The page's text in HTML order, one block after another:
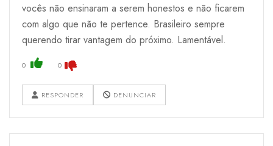
vocês não ensinaram a serem honestos e não ficarem
com algo que não te pertence. Brasileiro sempre
querendo tirar vantagem do próximo. Lamentável.
0 0
RESPONDER DENUNCIAR